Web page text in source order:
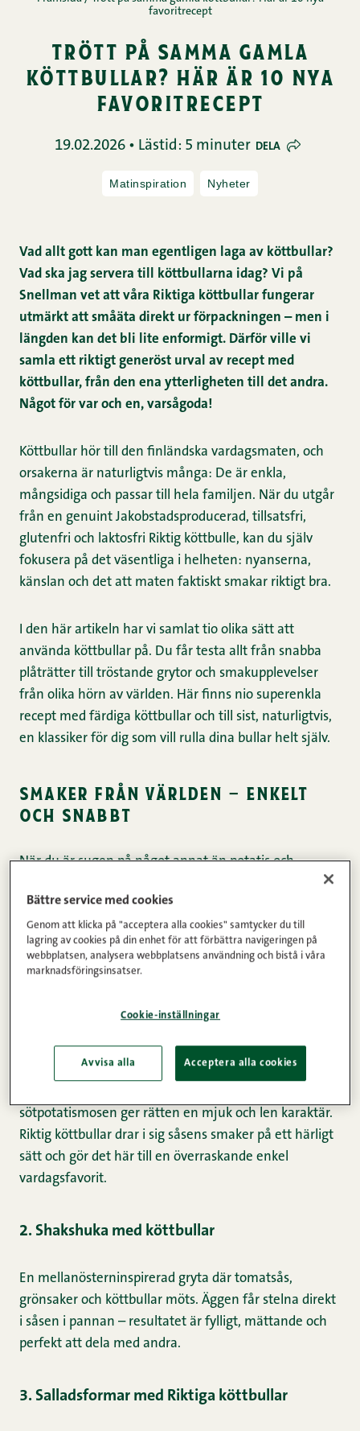
favoritrecept
trött på samma gamla
köttbullar? här är 10 nya
favoritrecept
19.02.2026 • Lästid: 5 minuter DELA
Matinspiration Nyheter
Vad allt gott kan man egentligen laga av köttbullar?
Vad ska jag servera till köttbullarna idag? Vi på
Snellman vet att våra Riktiga köttbullar fungerar
utmärkt att småäta direkt ur förpackningen – men i
längden kan det bli lite enformigt. Därför ville vi
samla ett riktigt generöst urval av recept med
köttbullar, från den ena ytterligheten till det andra.
Något för var och en, varsågoda!
Köttbullar hör till den finländska vardagsmaten, och
orsakerna är naturligtvis många: De är enkla,
mångsidiga och passar till hela familjen. När du utgår
från en genuint Jakobstadsproducerad, tillsatsfri,
glutenfri och laktosfri Riktig köttbulle, kan du själv
fokusera på det väsentliga i helheten: nyanserna,
känslan och det att maten faktiskt smakar riktigt bra.
I den här artikeln har vi samlat tio olika sätt att
använda köttbullar på. Du får testa allt från snabba
plåt­rätter till tröstande grytor och smakupplevelser
från olika hörn av världen. Här finns nio superenkla
recept med färdiga köttbullar och till sist, naturligtvis,
en klassiker för dig som vill rulla dina bullar helt själv.
smaker från världen – enkelt
och snabbt
När du är sugen på något annat än potatis och
med en liten och enkel twist. I dessa recept får de
välbekanta köttbullarna en ny roll i det koreanska,
asiatiska och mellanösterninspirerade köket – och det
går förvånandsvärt enkelt och snabbt!
1. Koreanska köttbullar och batatmos
En söt, het och ljuvligt klibbig helhet. Gochujangsåsen
sötpotatismosen ger rätten en mjuk och len karaktär.
Riktig köttbullar drar i sig såsens smaker på ett härligt
sätt och gör det här till en överraskande enkel
vardagsfavorit.
2. Shakshuka med köttbullar
En mellanösterninspirerad gryta där tomatsås,
grönsaker och köttbullar möts. Äggen får stelna direkt
i såsen i pannan – resultatet är fylligt, mättande och
perfekt att dela med andra.
3. Salladsformar med Riktiga köttbullar
Bättre service med cookies
Genom att klicka på "acceptera alla cookies" samtycker du till
lagring av cookies på din enhet för att förbättra navigeringen på
webbplatsen, analysera webbplatsens användning och bistå i våra
marknadsföringsinsatser.
Cookie-inställningar
Avvisa alla Acceptera alla cookies